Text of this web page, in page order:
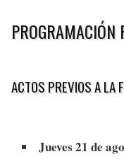
ACTOS PREVIOS A LA
Jueves 21 de